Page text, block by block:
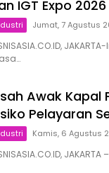
IGT Expo 2026
Jumat, 7 Agustus
Awak
Pelayaran
Kamis, 6 Agustus